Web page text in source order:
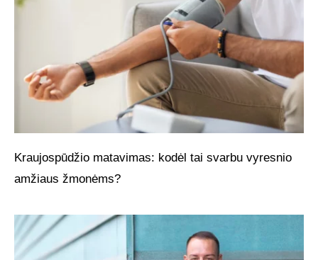
Kraujospūdžio matavimas: kodėl tai svarbu vyresnio
amžiaus žmonėms?